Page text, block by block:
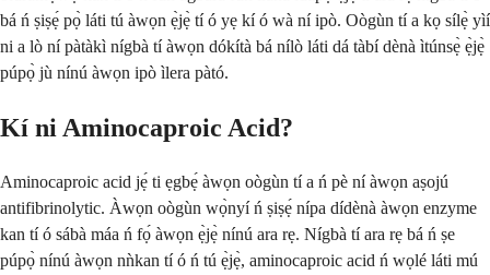
bá ń ṣiṣẹ́ pọ̀ láti tú àwọn ẹ̀jẹ̀ tí ó yẹ kí ó wà ní ipò. Oògùn tí a kọ sílẹ̀ yìí
ni a lò ní pàtàkì nígbà tí àwọn dókítà bá nílò láti dá tàbí dènà ìtúnsẹ̀ ẹ̀jẹ̀
púpọ̀ jù nínú àwọn ipò ìlera pàtó.
Kí ni Aminocaproic Acid?
Aminocaproic acid jẹ́ ti ẹgbẹ́ àwọn oògùn tí a ń pè ní àwọn aṣojú
antifibrinolytic. Àwọn oògùn wọ̀nyí ń ṣiṣẹ́ nípa dídènà àwọn enzyme
kan tí ó sábà máa ń fọ́ àwọn ẹ̀jẹ̀ nínú ara rẹ. Nígbà tí ara rẹ bá ń ṣe
púpọ̀ nínú àwọn nǹkan tí ó ń tú ẹ̀jẹ̀, aminocaproic acid ń wọlé láti mú